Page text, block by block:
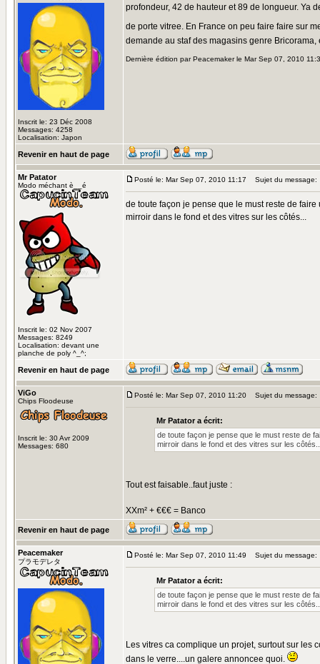
Inscrit le: 23 Déc 2008
Messages: 4258
Localisation: Japon
profondeur, 42 de hauteur et 89 de longueur. Ya
de porte vitree. En France on peu faire faire sur
demande au staf des magasins genre
Dernière édition par Peacemaker le Mar Sep 07, 2010
Revenir en haut de page
Mr Patator
Modo méchant è__é
Inscrit le: 02 Nov 2007
Messages: 8249
Localisation: devant une
planche de poly ^_^;
Posté le: Mar Sep 07, 2010 11:17 Sujet du message:
de toute façon je pense que le must reste de
mirroir dans le fond et des vitres sur les côtés...
Revenir en haut de page
ViGo
Chips Floodeuse
Inscrit le: 30 Avr 2009
Messages: 680
Posté le: Mar Sep 07, 2010 11:20 Sujet du message:
Mr Patator a écrit:
de toute façon je pense que le must reste de
mirroir dans le fond et des vitres sur les
Tout est faisable..faut juste :
XXm² + €€€ = Banco
Revenir en haut de page
Peacemaker
プラモデレタ
Posté le: Mar Sep 07, 2010 11:49 Sujet du message:
Mr Patator a écrit:
de toute façon je pense que le must reste de
mirroir dans le fond et des vitres sur les
Les vitres ca complique un projet, surtout sur les
dans le verre....un galere annoncee quoi.